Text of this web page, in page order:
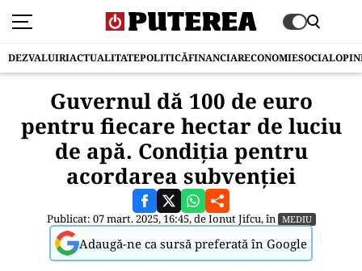
DEZVALUIRIACTUALITATEPOLITICĂFINANCIARECONOMIESOCIAL
Guvernul dă 100 de euro
pentru fiecare hectar de luciu
de apă. Condiţia pentru
acordarea subvenţiei
Publicat: 07 mart. 2025, 16:45, deIonut Jifcu, în MEDIU
Adaugă-ne ca sursă preferată în Google